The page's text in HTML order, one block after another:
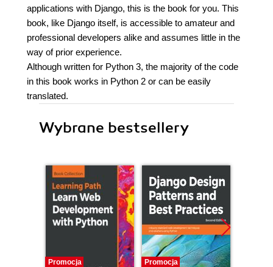
applications with Django, this is the book for you. This
book, like Django itself, is accessible to amateur and
professional developers alike and assumes little in the
way of prior experience.
Although written for Python 3, the majority of the code
in this book works in Python 2 or can be easily
translated.
Wybrane bestsellery
Promocja Promocja